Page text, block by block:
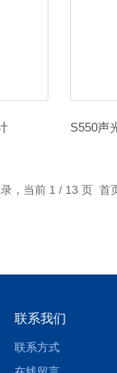
，当前 1 / 13 页 首
联系我们
联系方式